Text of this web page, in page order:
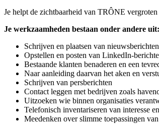
Je helpt de zichtbaarheid van TRÔNE
Je werkzaamheden bestaan onder andere uit:
Schrijven en plaatsen van
Opstellen en posten van LinkedIn-
Bestaande klanten benaderen en een
Naar aanleiding daarvan het aken en
Schrijven van persberichten
Contact leggen met bedrijven zoals
Uitzoeken wie binnen organisaties
Telefonisch inventariseren van interesse
Meedenken over slimme toepassingen van